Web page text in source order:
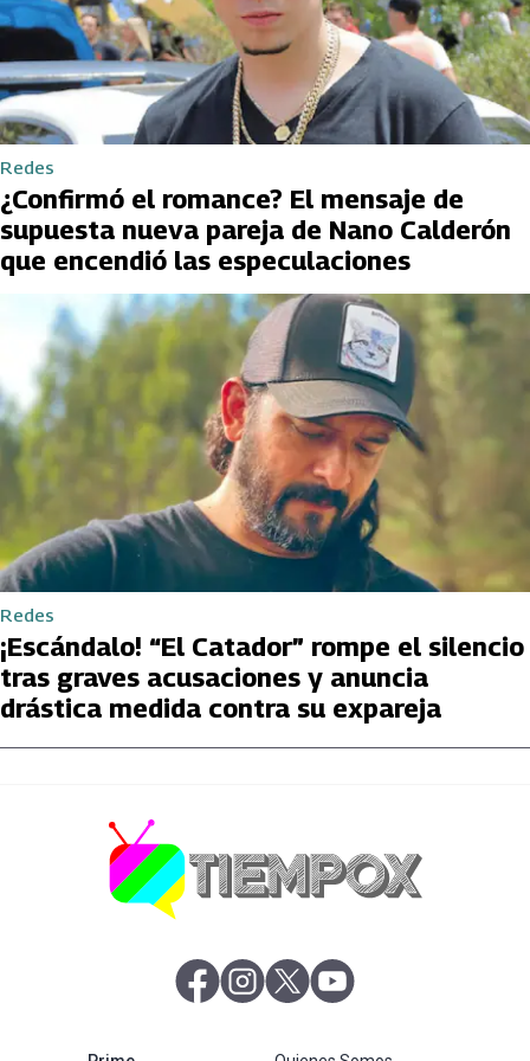
Redes
¿Confirmó el romance? El mensaje de
supuesta nueva pareja de Nano Calderón
que encendió las especulaciones
Redes
¡Escándalo! “El Catador” rompe el silencio
tras graves acusaciones y anuncia
drástica medida contra su expareja
abre en nueva pestaña
abre en nueva pestaña
abre en nueva pestaña